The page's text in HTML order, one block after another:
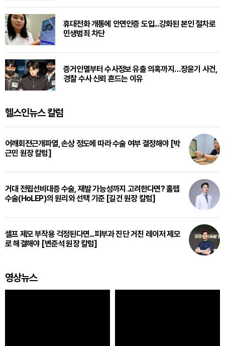
휴대전화 개통에 안면인증 도입...강화된 본인 절차로
민생범죄 차단
증거인멸부터 수사정보 유출 의혹까지…장윤기 사건,
경찰 수사 신뢰 흔드는 이유
헬스인뉴스 칼럼
어깨회전근개파열, 손상 정도에 따라 수술 여부 결정해야 [박
근민 원장 칼럼]
거대 전립선비대증 수술, 재발 가능성까지 고려한다면? 홀렙
수술(HoLEP)의 원리와 선택 기준 [길건 원장 칼럼]
셀프 제모 부작용 걱정된다면...피부과 진단 거친 레이저 제모
로 해결해야 [변준석 원장 칼럼]
영상뉴스